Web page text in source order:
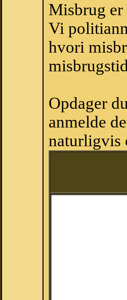
Misbrug
Vi
hvori
Opdager
anmelde
naturligvis